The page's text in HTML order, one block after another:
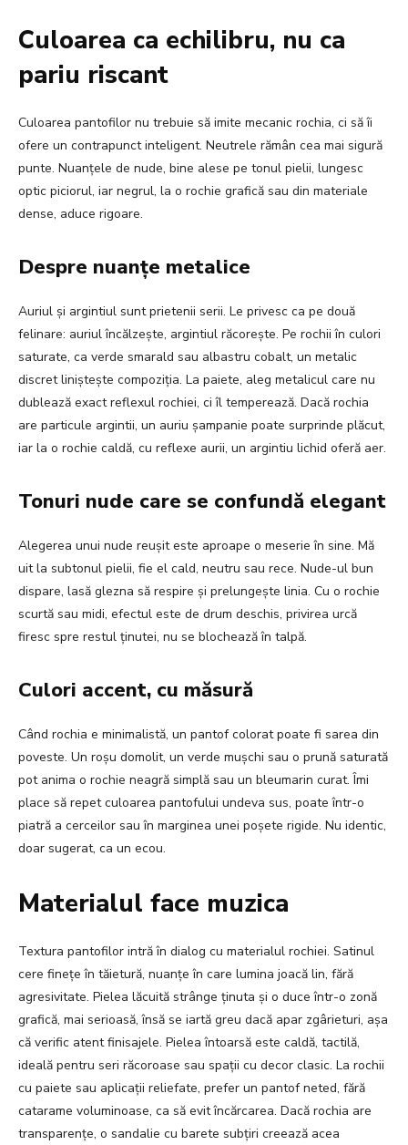
Culoarea ca echilibru, nu ca
pariu riscant
Culoarea pantofilor nu trebuie să imite mecanic rochia, ci să îi
ofere un contrapunct inteligent. Neutrele rămân cea mai sigură
punte. Nuanțele de nude, bine alese pe tonul pielii, lungesc
optic piciorul, iar negrul, la o rochie grafică sau din materiale
dense, aduce rigoare.
Despre nuanțe metalice
Auriul și argintiul sunt prietenii serii. Le privesc ca pe două
felinare: auriul încălzește, argintiul răcorește. Pe rochii în culori
saturate, ca verde smarald sau albastru cobalt, un metalic
discret liniștește compoziția. La paiete, aleg metalicul care nu
dublează exact reflexul rochiei, ci îl temperează. Dacă rochia
are particule argintii, un auriu șampanie poate surprinde plăcut,
iar la o rochie caldă, cu reflexe aurii, un argintiu lichid oferă aer.
Tonuri nude care se confundă elegant
Alegerea unui nude reușit este aproape o meserie în sine. Mă
uit la subtonul pielii, fie el cald, neutru sau rece. Nude-ul bun
dispare, lasă glezna să respire și prelungește linia. Cu o rochie
scurtă sau midi, efectul este de drum deschis, privirea urcă
firesc spre restul ținutei, nu se blochează în talpă.
Culori accent, cu măsură
Când rochia e minimalistă, un pantof colorat poate fi sarea din
poveste. Un roșu domolit, un verde mușchi sau o prună saturată
pot anima o rochie neagră simplă sau un bleumarin curat. Îmi
place să repet culoarea pantofului undeva sus, poate într-o
piatră a cerceilor sau în marginea unei poșete rigide. Nu identic,
doar sugerat, ca un ecou.
Materialul face muzica
Textura pantofilor intră în dialog cu materialul rochiei. Satinul
cere finețe în tăietură, nuanțe în care lumina joacă lin, fără
agresivitate. Pielea lăcuită strânge ținuta și o duce într-o zonă
grafică, mai serioasă, însă se iartă greu dacă apar zgârieturi, așa
că verific atent finisajele. Pielea întoarsă este caldă, tactilă,
ideală pentru seri răcoroase sau spații cu decor clasic. La rochii
cu paiete sau aplicații reliefate, prefer un pantof neted, fără
catarame voluminoase, ca să evit încărcarea. Dacă rochia are
transparențe, o sandalie cu barete subțiri creează acea